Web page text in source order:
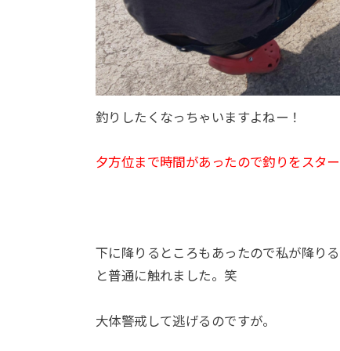
釣りしたくなっちゃいますよねー！
夕方位まで時間があったので釣りをスタ
下に降りるところもあったので私が降り
と普通に触れました。笑
大体警戒して逃げるのですが。